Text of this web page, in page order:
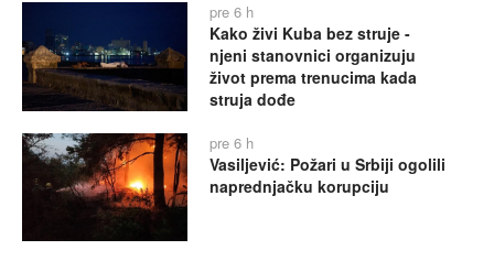
pre 6 h
Kako živi Kuba bez struje -
njeni stanovnici organizuju
život prema trenucima kada
struja dođe
pre 6 h
Vasiljević: Požari u Srbiji ogolili
naprednjačku korupciju